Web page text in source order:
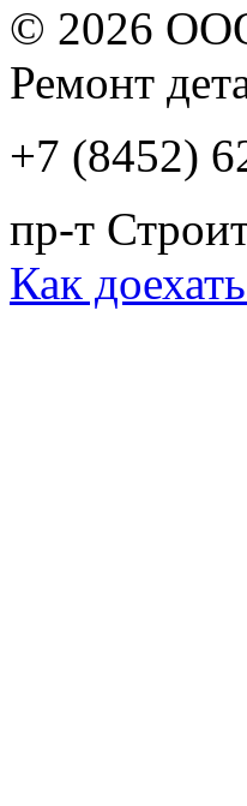
© 2026
Ремонт
+7 (8452)
пр-т
Как